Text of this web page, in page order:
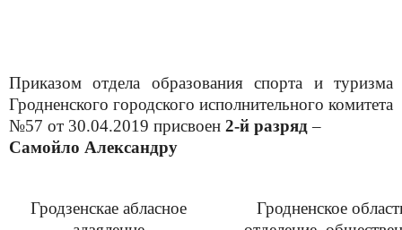
Приказом отдела образования спорта и туризма
Гродненского городского исполнительного комитета
№57 от 30.04.2019 присвоен 2-й разряд –
Самойло Александру
Гродзенскае абласное
Гродненское